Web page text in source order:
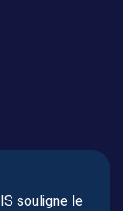
souligne le